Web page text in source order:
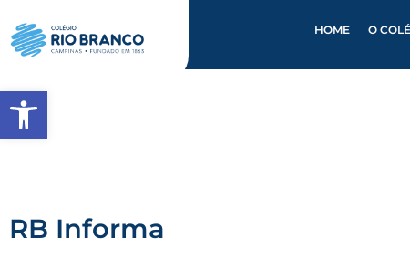
HOME O
RB Informa
Abrir a barra de ferramentas